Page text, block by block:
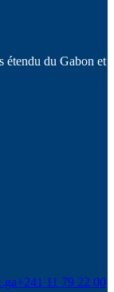
étendu du Gabon et
+241 11 79 22 00